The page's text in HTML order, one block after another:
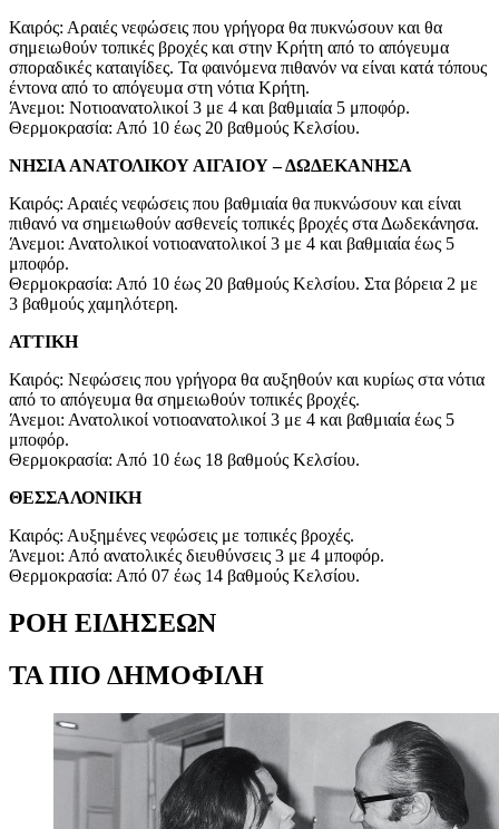
Καιρός: Αραιές νεφώσεις που γρήγορα θα πυκνώσουν και θα
σημειωθούν τοπικές βροχές και στην Κρήτη από το απόγευμα
σποραδικές καταιγίδες. Τα φαινόμενα πιθανόν να είναι κατά τόπους
έντονα από το απόγευμα στη νότια Κρήτη.
Άνεμοι: Νοτιοανατολικοί 3 με 4 και βαθμιαία 5 μποφόρ.
Θερμοκρασία: Από 10 έως 20 βαθμούς Κελσίου.
ΝΗΣΙΑ ΑΝΑΤΟΛΙΚΟΥ ΑΙΓΑΙΟΥ – ΔΩΔΕΚΑΝΗΣΑ
Καιρός: Αραιές νεφώσεις που βαθμιαία θα πυκνώσουν και είναι
πιθανό να σημειωθούν ασθενείς τοπικές βροχές στα Δωδεκάνησα.
Άνεμοι: Ανατολικοί νοτιοανατολικοί 3 με 4 και βαθμιαία έως 5
μποφόρ.
Θερμοκρασία: Από 10 έως 20 βαθμούς Κελσίου. Στα βόρεια 2 με
3 βαθμούς χαμηλότερη.
ΑΤΤΙΚΗ
Καιρός: Νεφώσεις που γρήγορα θα αυξηθούν και κυρίως στα νότια
από το απόγευμα θα σημειωθούν τοπικές βροχές.
Άνεμοι: Ανατολικοί νοτιοανατολικοί 3 με 4 και βαθμιαία έως 5
μποφόρ.
Θερμοκρασία: Από 10 έως 18 βαθμούς Κελσίου.
ΘΕΣΣΑΛΟΝΙΚΗ
Καιρός: Αυξημένες νεφώσεις με τοπικές βροχές.
Άνεμοι: Από ανατολικές διευθύνσεις 3 με 4 μποφόρ.
Θερμοκρασία: Από 07 έως 14 βαθμούς Κελσίου.
ΡΟΗ ΕΙΔΗΣΕΩΝ
ΤΑ ΠΙΟ ΔΗΜΟΦΙΛΗ